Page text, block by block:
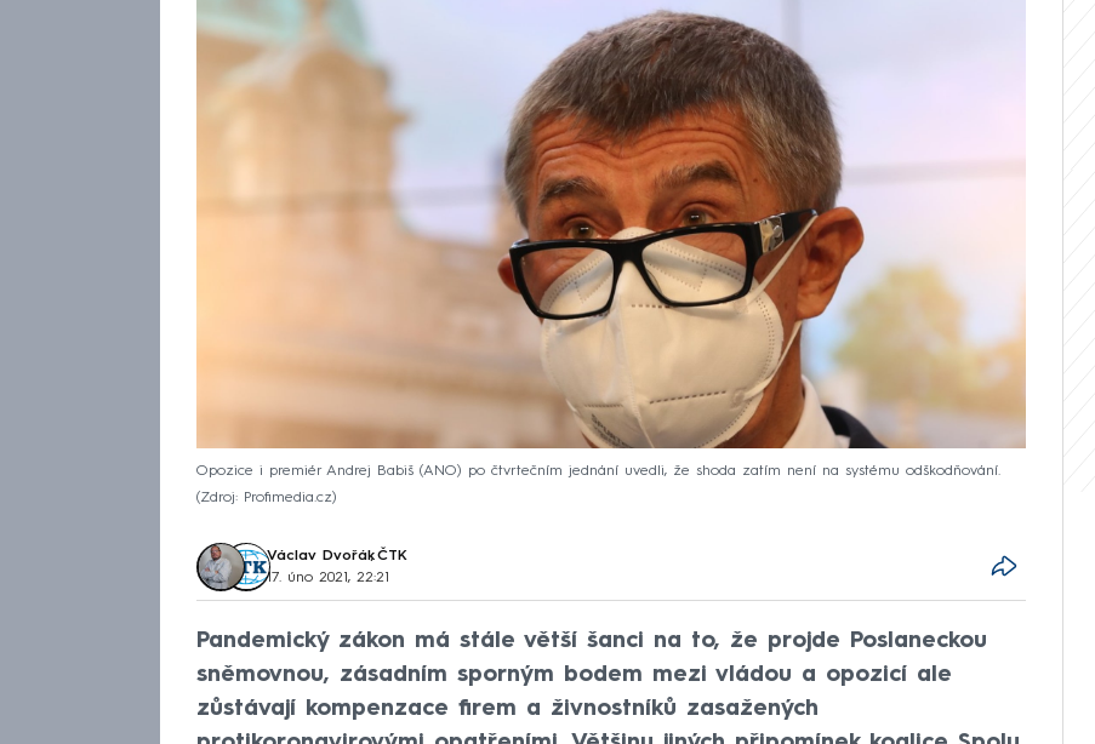
Opozice i premiér Andrej Babiš (ANO) po čtvrtečním jednání uvedli, že shoda zatím není na systému odškodňování.
Zdroj: Profimedia.cz
Václav Dvořák, ČTK
17. úno 2021, 22:21
Pandemický zákon má stále větší šanci na to, že projde Poslaneckou
sněmovnou, zásadním sporným bodem mezi vládou a opozicí ale
zůstávají kompenzace firem a živnostníků zasažených